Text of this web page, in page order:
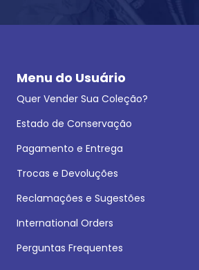
Menu do Usuário
Quer Vender Sua Coleção?
Estado de Conservação
Pagamento e Entrega
Trocas e Devoluções
Reclamações e Sugestões
International Orders
Perguntas Frequentes